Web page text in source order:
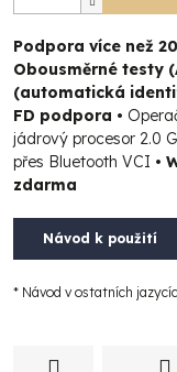
Podpora více než
Obousměrné testy
(automatická
FD podpora •
jádrový procesor 2.0
přes Bluetooth VCI •
zdarma
Návod k použití
* Návod v ostatních